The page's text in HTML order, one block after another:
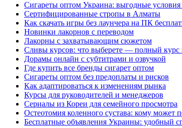
Сигареты оптом Украина: выгодные условия
Сертифицированные стропы в Алматы
Как скачать игры без лаунчера на ПК
Новинки лакорнов с переводом
Лакорны с захватывающим сюжетом
Сливы курсов: что выберете — полный курс
Дорамы онлайн с субтитрами и озвучкой
Где купить все бренды сигарет оптом
Сигареты оптом без предоплаты и рисков
Как адаптироваться к изменениям рынка
Курсы для руководителей и менеджеров
Сериалы из Кореи для семейного просмотра
Остеотомия коленного сустава: кому может
Бесплатные объявления Украины: удобный